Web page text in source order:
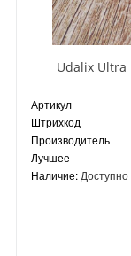
Udalix Ultra
Артикул
Штрихкод
Производитель
Лучшее
Наличие: Доступно